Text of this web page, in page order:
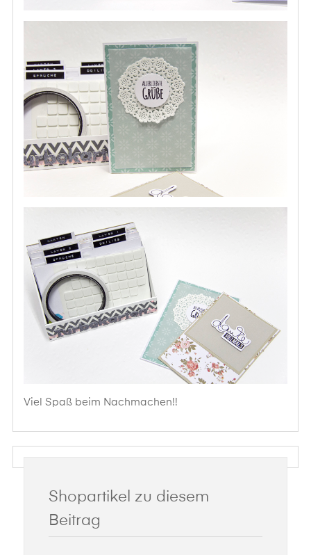
Viel Spaß beim Nachmachen!!
Shopartikel zu diesem
Beitrag